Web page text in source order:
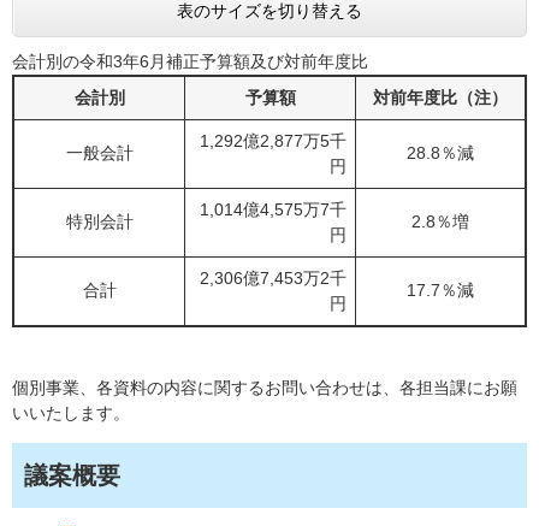
表のサイズを切り替える
会計別の令和3年6月補正予算額及び対前年度比
会計別
予算額 対前年度比（注）
一般会計
1,292億2,877万5千
円
28.8％減
特別会計
1,014億4,575万7千
円
2.8％増
合計
2,306億7,453万2千
円
17.7％減
個別事業、各資料の内容に関するお問い合わせは、各担当課にお願
いいたします。
議案概要